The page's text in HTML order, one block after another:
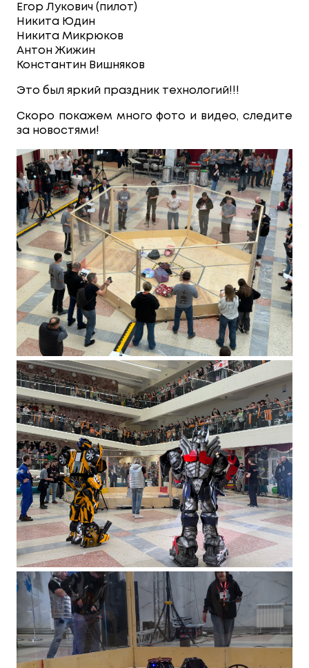
Егор Лукович (пилот)
Никита Юдин
Никита Микрюков
Антон Жижин
Константин Вишняков
Это был яркий праздник технологий!!!
Скоро покажем много фото и видео, следите
за новостями!